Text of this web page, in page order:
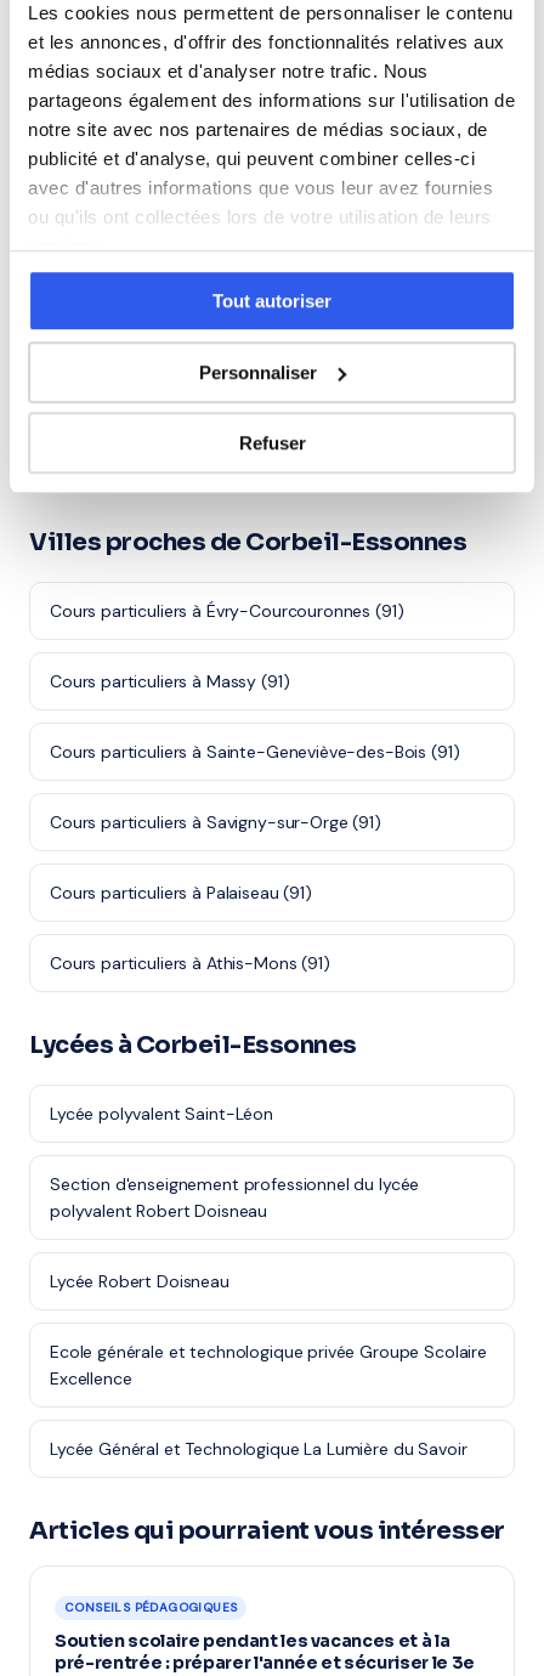
Les cookies nous permettent de personnaliser le contenu
et les annonces, d'offrir des fonctionnalités relatives aux
médias sociaux et d'analyser notre trafic. Nous
partageons également des informations sur l'utilisation de
notre site avec nos partenaires de médias sociaux, de
publicité et d'analyse, qui peuvent combiner celles-ci
avec d'autres informations que vous leur avez fournies
ou qu'ils ont collectées lors de votre utilisation de leurs
services.
Tout autoriser
Personnaliser
Refuser
Terminale (Lycée)
Études supérieures (Supérieur & Adultes)
Adultes (Supérieur & Adultes)
⭐
332+ familles accompagnées à Corbeil-
Note moyenne de 4.8/5. Notre organisme partenaire
intervient à domicile à Corbeil-Essonnes et alentours.
Rejoindre ces familles →
Villes proches de Corbeil-Essonnes
Cours particuliers à Évry-Courcouronnes (91)
Cours particuliers à Massy (91)
Cours particuliers à Sainte-Geneviève-des-Bois (91)
Cours particuliers à Savigny-sur-Orge (91)
Cours particuliers à Palaiseau (91)
Cours particuliers à Athis-Mons (91)
Lycées à Corbeil-Essonnes
Lycée polyvalent Saint-Léon
Section d'enseignement professionnel du lycée
polyvalent Robert Doisneau
Lycée Robert Doisneau
Ecole générale et technologique privée Groupe Scolaire
Excellence
Lycée Général et Technologique La Lumière du Savoir
Articles qui pourraient vous intéresser
CONSEILS PÉDAGOGIQUES
Soutien scolaire pendant les vacances et à la
pré-rentrée : préparer l'année et sécuriser le 3e